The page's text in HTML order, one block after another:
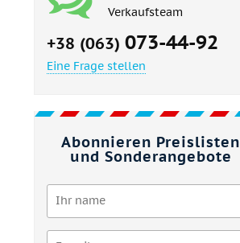
Verkaufsteam
+38 (063) 073-44-92
Eine Frage stellen
Abonnieren Preislisten
und Sonderangebote